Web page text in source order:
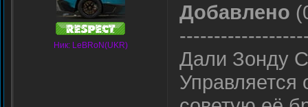
Ник: LeBRoN(UKR)
Добавлено
Дали Зонду
Управляется